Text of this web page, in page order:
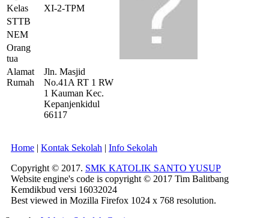
Kelas
XI-2-TPM
STTB
NEM
Orang
tua
Alamat
Rumah
Jln. Masjid
No.41A RT 1 RW
1 Kauman Kec.
Kepanjenkidul
66117
Home | Kontak Sekolah | Info Sekolah
Copyright © 2017. SMK KATOLIK SANTO YUSUP
Website engine's code is copyright © 2017 Tim Balitbang
Kemdikbud versi 16032024
Best viewed in Mozilla Firefox 1024 x 768 resolution.